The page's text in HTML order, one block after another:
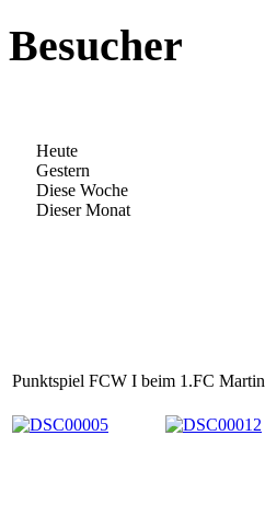
Besucher
Heute
Gestern
Diese Woche
Dieser Monat
Punktspiel FCW I beim 1.FC